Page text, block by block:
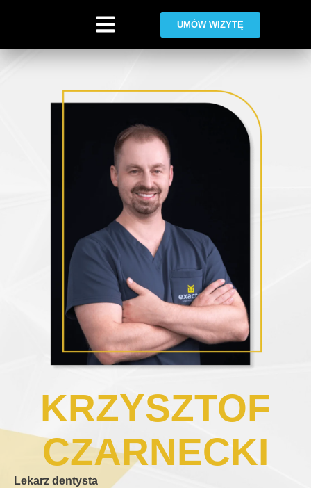
UMÓW WIZYTĘ
KRZYSZTOF
CZARNECKI
Lekarz dentysta